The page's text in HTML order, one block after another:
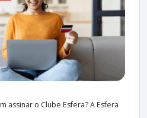
assinar o Clube Esfera? A Esfera